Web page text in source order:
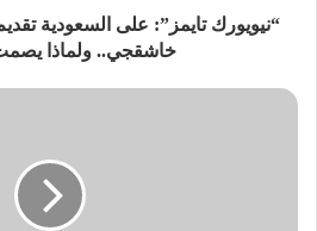
“نيويورك تايمز”: على السعودية
خاشقجي.. ولماذا